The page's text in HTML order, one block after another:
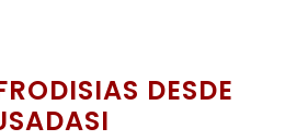
DESDE